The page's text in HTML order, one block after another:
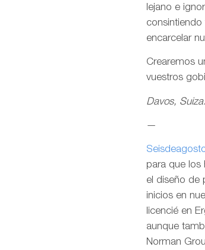
lejano e
encarcelar
Crearemos
vuestros
Davos,
—
para que los
el diseño de
inicios en
licencié en
aunque
Norman